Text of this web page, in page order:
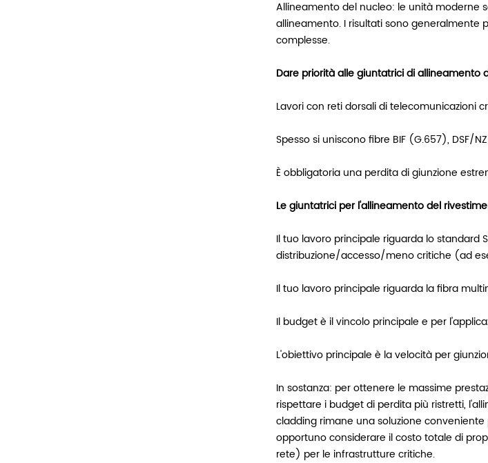
Allineamento del nucleo: le unità moderne
allineamento. I risultati sono generalmente
complesse.
Dare priorità alle giuntatrici di allineamento
Lavori con reti dorsali di telecomunicazioni
Spesso si uniscono fibre BIF (G.657), DSF/
È obbligatoria una perdita di giunzione
Le giuntatrici per l'allineamento del
Il tuo lavoro principale riguarda lo standard
distribuzione/accesso/meno critiche (ad
Il tuo lavoro principale riguarda la fibra
Il budget è il vincolo principale e per
L'obiettivo principale è la velocità per
In sostanza: per ottenere le massime
rispettare i budget di perdita più ristretti,
cladding rimane una soluzione
opportuno considerare il costo totale di
rete) per le infrastrutture critiche.